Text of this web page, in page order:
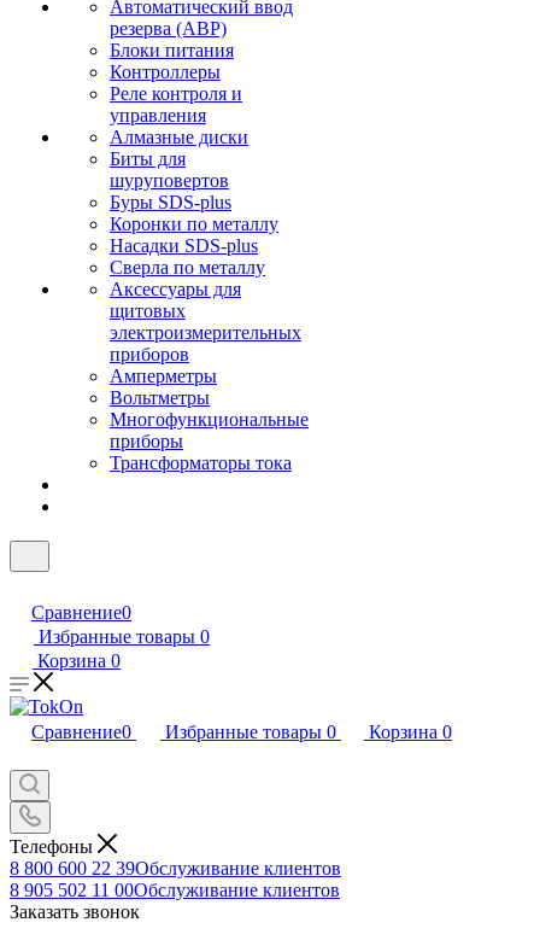
Автоматический ввод
резерва (АВР)
Блоки питания
Контроллеры
Реле контроля и
управления
Алмазные диски
Биты для
шуруповертов
Буры SDS-plus
Коронки по металлу
Насадки SDS-plus
Сверла по металлу
Аксессуары для
щитовых
электроизмерительных
приборов
Амперметры
Вольтметры
Многофункциональные
приборы
Трансформаторы тока
Сравнение0
Избранные товары 0
Корзина 0
Сравнение0 Избранные товары 0 Корзина 0
Телефоны
8 800 600 22 39Обслуживание клиентов
8 905 502 11 00Обслуживание клиентов
Заказать звонок